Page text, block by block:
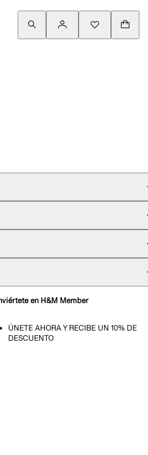
en H&M Member
ÚNETE AHORA Y RECIBE UN 10% DE
DESCUENTO